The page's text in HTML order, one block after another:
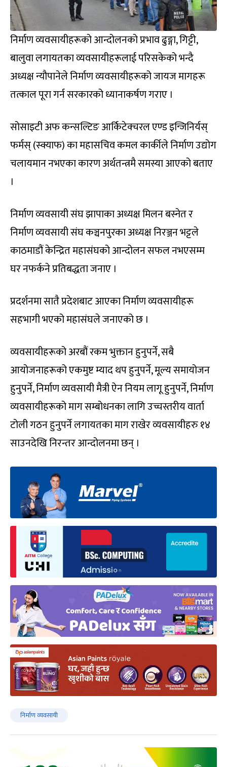
निर्माण व्यवसायीहरूको आन्दोलनको प्रभाव ढुङ्गा, गिट्टी,
बालुवा लगायतका व्यवसायीहरूलाई परिसकेको भन्दै
अध्यक्ष न्यौपानेले निर्माण व्यवसायीहरूको जायज मागहरू
तत्काल पूरा गर्न सरकारको ध्यानाकर्षण गराए ।
सोसाइटी अफ कन्सल्टिङ आर्किटेक्चरल एण्ड इन्जिनिर्यस्
फर्मस् (स्क्याफ) का महासचिव कमल कार्कीले निर्माण उद्योग
चलायमान नभएका कारण अर्थतन्त्रमै समस्या आएको बताए
।
निर्माण व्यवसायी संघ झापाका अध्यक्ष मिलन बस्नेत र
निर्माण व्यवसायी संघ कञ्चनपुरका अध्यक्ष निरञ्जन भट्टले
काठमाडौं केन्द्रित महासंघको आन्दोलन सफल नभएसम्म
घर नफर्कने प्रतिबद्धता जनाए ।
प्रदर्शनमा सातै प्रदेशबाट आएका निर्माण व्यवसायीहरू
सहभागी भएको महासंघले जनाएको छ ।
व्यवसायीहरूको अरबौं रकम भुक्तान हुनुपर्ने, सबै
आयोजनाहरूको एकमुष्ट म्याद थप हुनुपर्ने, मूल्य समायोजन
हुनुपर्ने, निर्माण व्यवसायी मैत्री ऐन नियम लागू हुनुपर्ने, निर्माण
व्यवसायीहरूको माग सम्बोधनका लागि उच्चस्तरीय वार्ता
टोली गठन हुनुपर्ने लगायतका माग राखेर व्यवसायीहरु १४
साउनदेखि निरन्तर आन्दोलनमा छन् ।
निर्माण व्यवसायी